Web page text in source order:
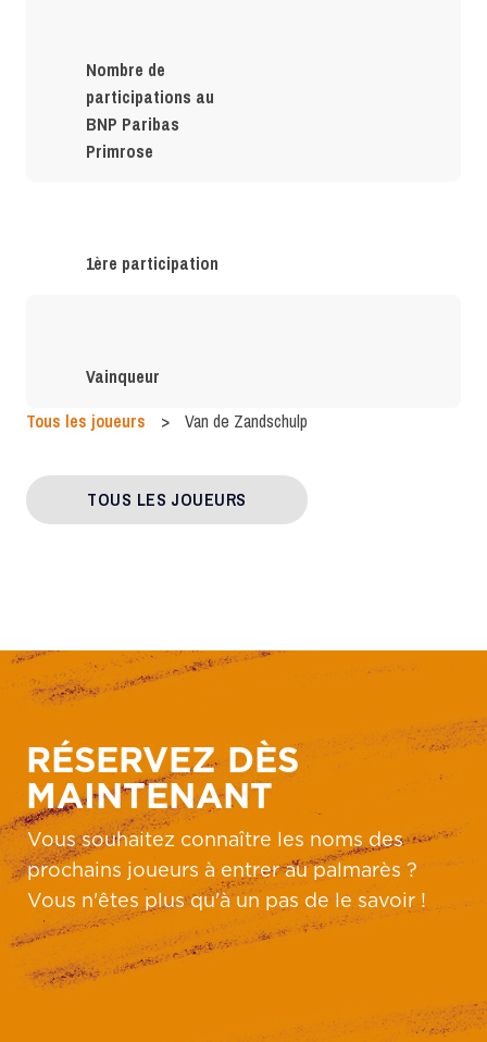
Tous les joueurs > Van de Zandschulp
TOUS LES JOUEURS
Nombre de
participations au
BNP Paribas
Primrose
1ère participation
Vainqueur
RÉSERVEZ DÈS
MAINTENANT
Vous souhaitez connaître les noms des
prochains joueurs à entrer au palmarès ?
Vous n'êtes plus qu'à un pas de le savoir !